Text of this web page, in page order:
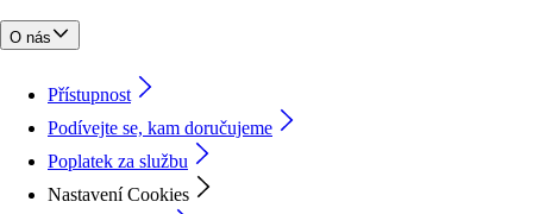
O nás
Přístupnost
Podívejte se, kam doručujeme
Poplatek za službu
Nastavení Cookies